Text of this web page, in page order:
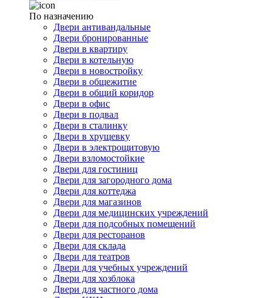
По назначению
Двери антивандальные
Двери бронированные
Двери в квартиру
Двери в котельную
Двери в новостройку
Двери в общежитие
Двери в общий коридор
Двери в офис
Двери в подвал
Двери в сталинку
Двери в хрущевку
Двери в электрощитовую
Двери взломостойкие
Двери для гостиниц
Двери для загородного дома
Двери для коттеджа
Двери для магазинов
Двери для медицинских учреждений
Двери для подсобных помещений
Двери для ресторанов
Двери для склада
Двери для театров
Двери для учебных учреждений
Двери для хозблока
Двери для частного дома